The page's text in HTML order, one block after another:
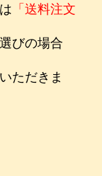
「送料注文
びの場合
ただきま